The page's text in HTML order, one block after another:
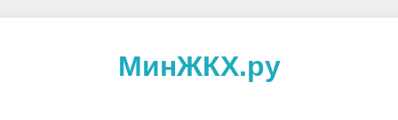
МинЖКХ.ру